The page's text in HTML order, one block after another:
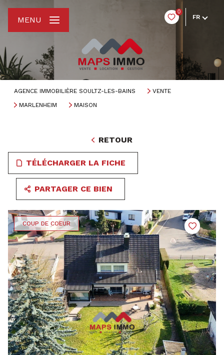
0
FR
MENU
AGENCE IMMOBILIÈRE SOULTZ-LES-BAINS
VENTE
MARLENHEIM
MAISON
RETOUR
TÉLÉCHARGER LA FICHE
PARTAGER CE BIEN
COUP DE COEUR